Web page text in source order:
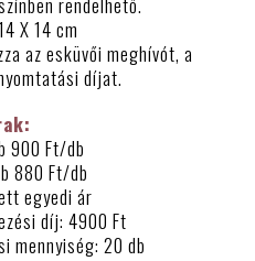
X 14 cm
az esküvői meghívót, a
díjat.
900 Ft/db
880 Ft/db
egyedi ár
díj: 4900 Ft
mennyiség: 20 db